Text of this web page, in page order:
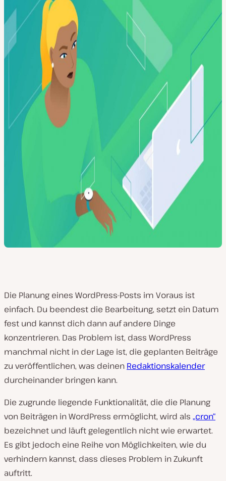
Die Planung eines WordPress-Posts im Voraus ist
einfach. Du beendest die Bearbeitung, setzt ein Datum
fest und kannst dich dann auf andere Dinge
konzentrieren. Das Problem ist, dass WordPress
manchmal nicht in der Lage ist, die geplanten Beiträge
zu veröffentlichen, was deinen Redaktionskalender
durcheinander bringen kann.
Die zugrunde liegende Funktionalität, die die Planung
von Beiträgen in WordPress ermöglicht, wird als „cron“
bezeichnet und läuft gelegentlich nicht wie erwartet.
Es gibt jedoch eine Reihe von Möglichkeiten, wie du
verhindern kannst, dass dieses Problem in Zukunft
auftritt.